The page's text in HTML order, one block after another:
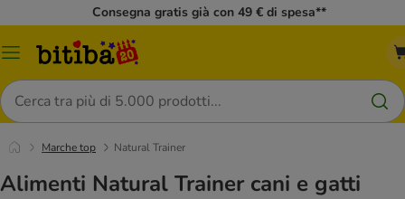
Consegna gratis già con 49 € di spesa**
Overview
Cerca
Marche top Natural Trainer
Alimenti Natural Trainer cani e gatti